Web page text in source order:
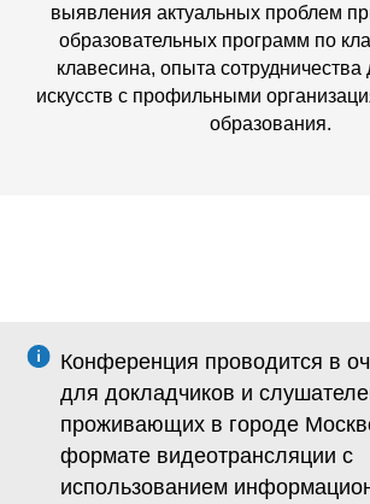
выявления актуальных проблем
образовательных программ по
клавесина, опыта сотрудничества
искусств с профильными
образования.
Конференция проводится в
для докладчиков и
проживающих в городе
формате видеотрансляции с
использованием